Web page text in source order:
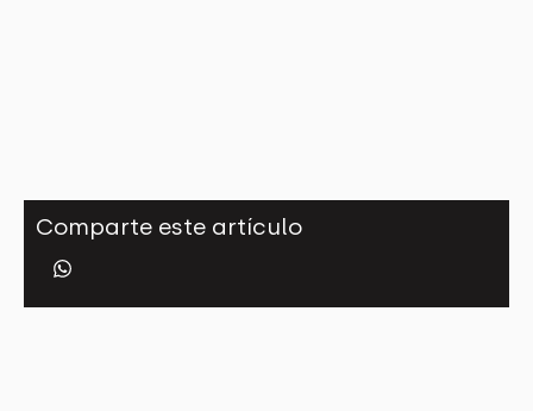
Comparte este artículo